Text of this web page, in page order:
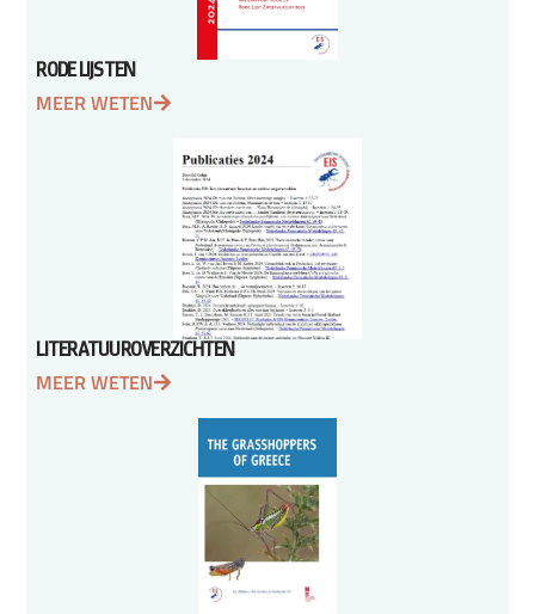
RODE LIJSTEN
MEER WETEN
LITERATUUROVERZICHTEN
MEER WETEN